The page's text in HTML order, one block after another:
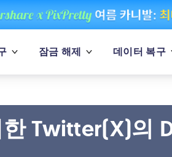
잠금 해제 데이터 복구
Twitter(X)의